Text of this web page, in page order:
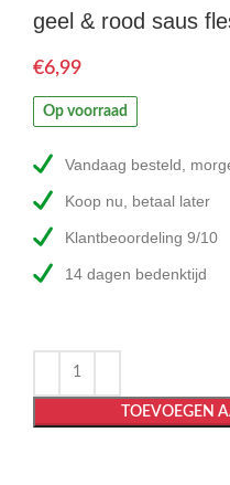
geel & rood saus
€
Op voorraad
Vandaag besteld,
Koop nu, betaal later
Klantbeoordeling 9/10
14 dagen bedenktijd
TOEVOEGEN